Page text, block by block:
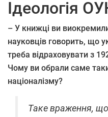
Ідеологія
– У книжці ви
науковців говорить, що
треба відраховувати з
Чому ви обрали саме
націоналізму?
Таке враження, що